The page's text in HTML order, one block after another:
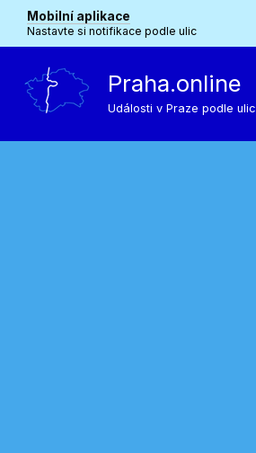
Mobilní aplikace
Nastavte si notifikace podle ulic
Praha.online
Události v Praze podle ulic